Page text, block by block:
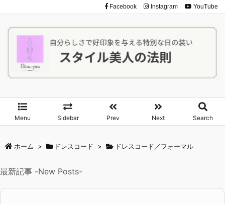
Menu Sidebar Prev Next Search
Facebook Instagram YouTube
ホーム > ドレスコード > ドレスコード／フォーマル
最新記事 -New Posts-